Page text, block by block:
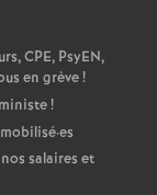
CPE, PsyEN,
en grève!
!
·es
salaires et